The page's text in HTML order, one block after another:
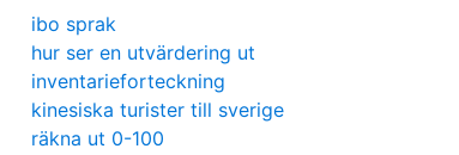
ibo sprak
hur ser en utvärdering ut
inventarieforteckning
kinesiska turister till sverige
räkna ut 0-100